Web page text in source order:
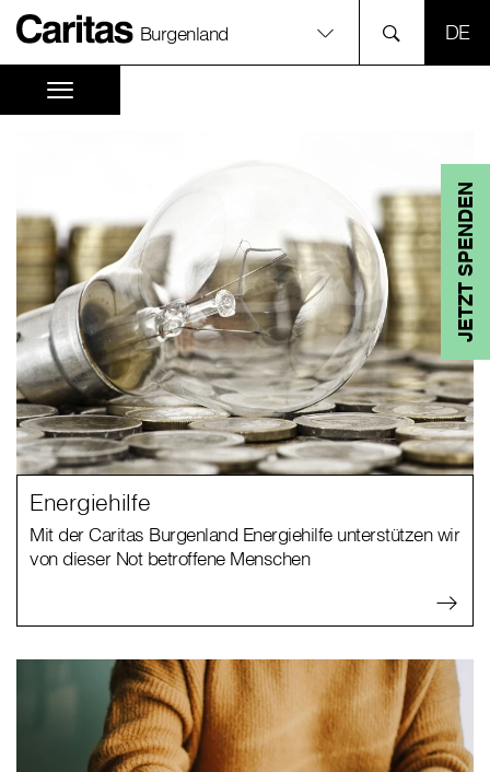
Burgenland
JETZT SPENDEN
Energiehilfe
Mit der Caritas Burgenland Energiehilfe unterstützen wir
von dieser Not betroffene Menschen